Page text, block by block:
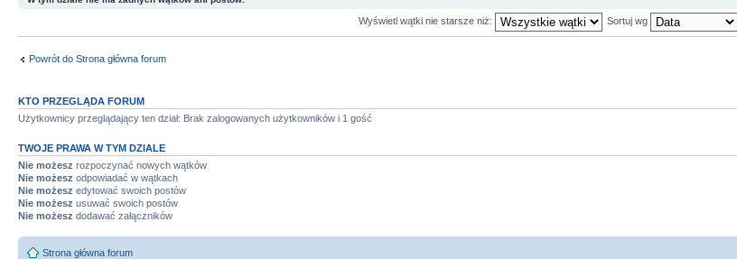
Wyświetl wątki nie starsze niż: Sortuj wg
Powrót do Strona główna forum
KTO PRZEGLĄDA FORUM
Użytkownicy przeglądający ten dział: Brak zalogowanych użytkowników i 1 gość
TWOJE PRAWA W TYM DZIALE
Nie możesz rozpoczynać nowych wątków
Nie możesz odpowiadać w wątkach
Nie możesz edytować swoich postów
Nie możesz usuwać swoich postów
Nie możesz dodawać załączników
Strona główna forum